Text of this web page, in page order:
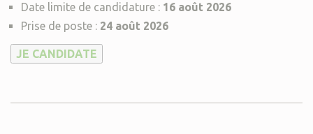
Date limite de candidature : 16 août 2026
Prise de poste : 24 août 2026